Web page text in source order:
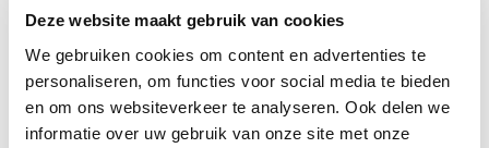
Deze website maakt gebruik van cookies
We gebruiken cookies om content en advertenties te
personaliseren, om functies voor social media te bieden
en om ons websiteverkeer te analyseren. Ook delen we
informatie over uw gebruik van onze site met onze
Misschien helpt het om te zoeken.